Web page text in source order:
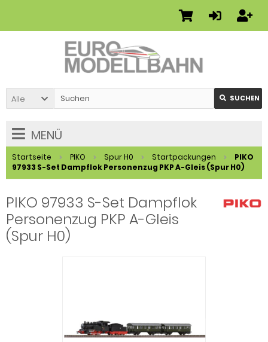
Alle SUCHEN
MENÜ
Startseite PIKO Spur H0 Startpackungen
PIKO
97933 S-Set Dampflok Personenzug PKP A-Gleis (Spur H0)
PIKO 97933 S-Set Dampflok
Personenzug PKP A-Gleis
(Spur H0)